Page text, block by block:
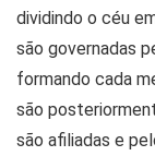
dividindo o céu
são governadas
formando cada
são
são afiliadas e